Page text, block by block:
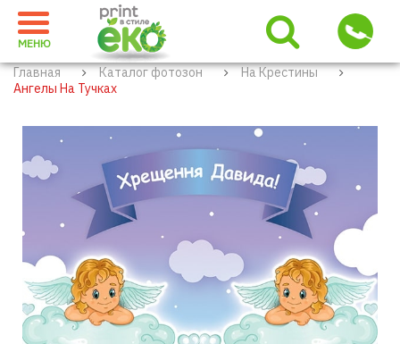
МЕНЮ
Главная Каталог фотозон
На Крестины
Ангелы На Тучках